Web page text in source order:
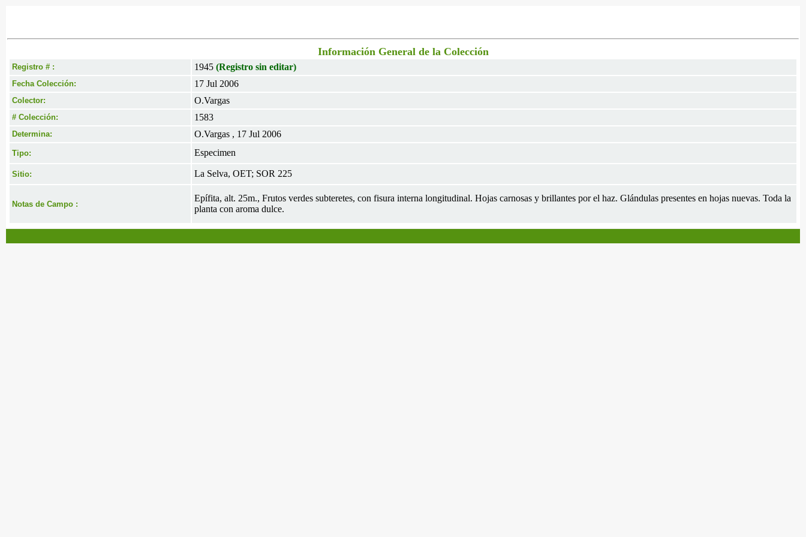
Información General de la Colección
Registro # : 1945 (Registro sin editar)
Fecha Colección: 17 Jul 2006
Colector: O.Vargas
# Colección: 1583
Determina: O.Vargas , 17 Jul 2006
Tipo: Especimen
Sitio: La Selva, OET; SOR 225
Notas de Campo :
Epífita, alt. 25m., Frutos verdes subteretes, con fisura interna longitudinal. Hojas carnosas y brillantes por el haz. Glándulas presentes en hojas nuevas. Toda la
planta con aroma dulce.